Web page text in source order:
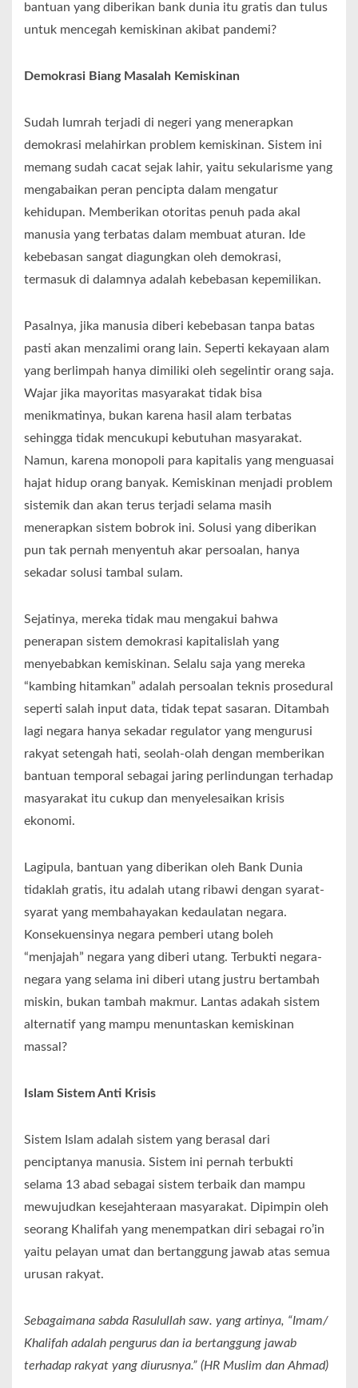
bantuan yang diberikan bank dunia itu gratis dan tulus
untuk mencegah kemiskinan akibat pandemi?
Demokrasi Biang Masalah Kemiskinan
Sudah lumrah terjadi di negeri yang menerapkan
demokrasi melahirkan problem kemiskinan. Sistem ini
memang sudah cacat sejak lahir, yaitu sekularisme yang
mengabaikan peran pencipta dalam mengatur
kehidupan. Memberikan otoritas penuh pada akal
manusia yang terbatas dalam membuat aturan. Ide
kebebasan sangat diagungkan oleh demokrasi,
termasuk di dalamnya adalah kebebasan kepemilikan.
Pasalnya, jika manusia diberi kebebasan tanpa batas
pasti akan menzalimi orang lain. Seperti kekayaan alam
yang berlimpah hanya dimiliki oleh segelintir orang saja.
Wajar jika mayoritas masyarakat tidak bisa
menikmatinya, bukan karena hasil alam terbatas
sehingga tidak mencukupi kebutuhan masyarakat.
Namun, karena monopoli para kapitalis yang menguasai
hajat hidup orang banyak. Kemiskinan menjadi problem
sistemik dan akan terus terjadi selama masih
menerapkan sistem bobrok ini. Solusi yang diberikan
pun tak pernah menyentuh akar persoalan, hanya
sekadar solusi tambal sulam.
Sejatinya, mereka tidak mau mengakui bahwa
penerapan sistem demokrasi kapitalislah yang
menyebabkan kemiskinan. Selalu saja yang mereka
“kambing hitamkan” adalah persoalan teknis prosedural
seperti salah input data, tidak tepat sasaran. Ditambah
lagi negara hanya sekadar regulator yang mengurusi
rakyat setengah hati, seolah-olah dengan memberikan
bantuan temporal sebagai jaring perlindungan terhadap
masyarakat itu cukup dan menyelesaikan krisis
ekonomi.
Lagipula, bantuan yang diberikan oleh Bank Dunia
tidaklah gratis, itu adalah utang ribawi dengan syarat-
syarat yang membahayakan kedaulatan negara.
Konsekuensinya negara pemberi utang boleh
“menjajah” negara yang diberi utang. Terbukti negara-
negara yang selama ini diberi utang justru bertambah
miskin, bukan tambah makmur. Lantas adakah sistem
alternatif yang mampu menuntaskan kemiskinan
massal?
Islam Sistem Anti Krisis
Sistem Islam adalah sistem yang berasal dari
penciptanya manusia. Sistem ini pernah terbukti
selama 13 abad sebagai sistem terbaik dan mampu
mewujudkan kesejahteraan masyarakat. Dipimpin oleh
seorang Khalifah yang menempatkan diri sebagai ro’in
yaitu pelayan umat dan bertanggung jawab atas semua
urusan rakyat.
Sebagaimana sabda Rasulullah saw. yang artinya, “Imam/
Khalifah adalah pengurus dan ia bertanggung jawab
terhadap rakyat yang diurusnya.” (HR Muslim dan Ahmad)